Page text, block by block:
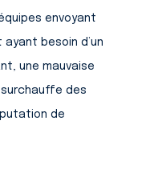
envoyant
ayant besoin d’un
une mauvaise
des
de